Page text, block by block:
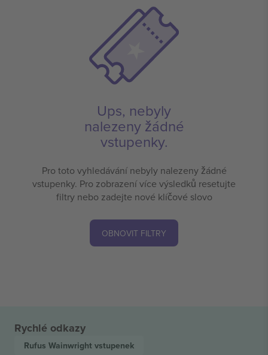
Ups, nebyly
nalezeny žádné
vstupenky.
Pro toto vyhledávání nebyly nalezeny žádné
vstupenky. Pro zobrazení více výsledků resetujte
filtry nebo zadejte nové klíčové slovo
OBNOVIT FILTRY
Rychlé odkazy
Rufus Wainwright vstupenek